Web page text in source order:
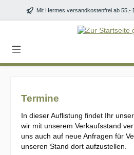
Zum Hauptinhalt springen
Mit Hermes versandkostenfrei ab 55,-
Termine
In dieser Auflistung findet Ihr
wir mit unserem Verkaufsstand
uns auch auf neue Anfragen für
unseren Stand dort aufzustellen.